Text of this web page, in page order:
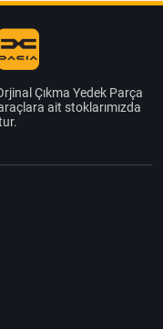
Çıkma Yedek Parça
ait stoklarımızda